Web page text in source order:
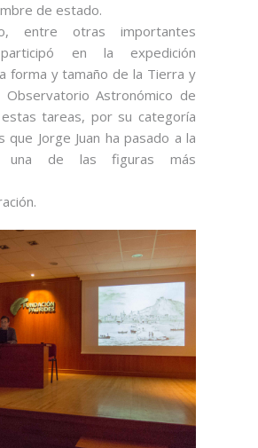
de estado.
entre otras importantes
participó en la expedición
forma y tamaño de la Tierra y
Astronómico de
tareas, por su categoría
que Jorge Juan ha pasado a la
una de las figuras más